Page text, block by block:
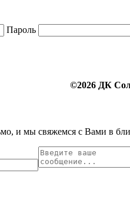
Пароль
©2026 ДК
и мы свяжемся с Вами в